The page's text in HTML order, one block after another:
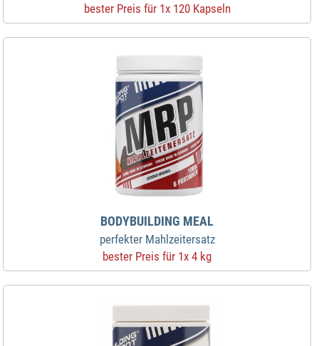
bester Preis für 1x 120 Kapseln
BODYBUILDING MEAL
perfekter Mahlzeitersatz
bester Preis für 1x 4 kg